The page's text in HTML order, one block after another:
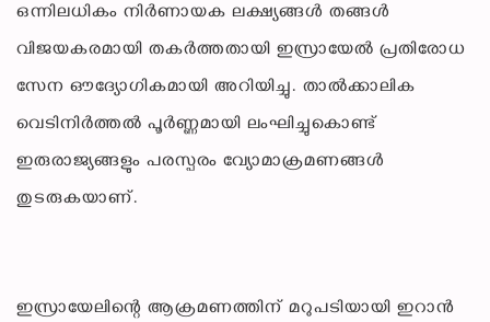
ഒന്നിലധികം നിർണായക ലക്ഷ്യങ്ങൾ തങ്ങൾ
വിജയകരമായി തകർത്തതായി ഇസ്രായേൽ പ്രതിരോധ
സേന ഔദ്യോഗികമായി അറിയിച്ചു. താൽക്കാലിക
വെടിനിർത്തൽ പൂർണ്ണമായി ലംഘിച്ചുകൊണ്ട്
ഇരുരാജ്യങ്ങളും പരസ്പരം വ്യോമാക്രമണങ്ങൾ
തുടരുകയാണ്.
ഇസ്രായേലിന്റെ ആക്രമണത്തിന് മറുപടിയായി ഇറാൻ